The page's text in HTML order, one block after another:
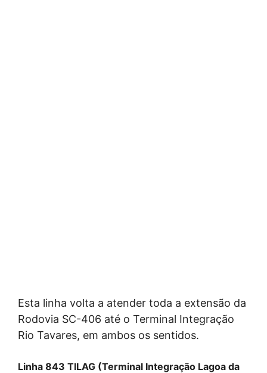
Esta linha volta a atender toda a extensão da
Rodovia SC-406 até o Terminal Integração
Rio Tavares, em ambos os sentidos.
Linha 843 TILAG (Terminal Integração Lagoa da